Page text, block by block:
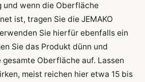
und wenn die Oberfläche
ist, tragen Sie die JEMAKO
Sie hierfür ebenfalls ein
Sie das Produkt dünn und
Oberfläche auf. Lassen
meist reichen hier etwa 15 bis